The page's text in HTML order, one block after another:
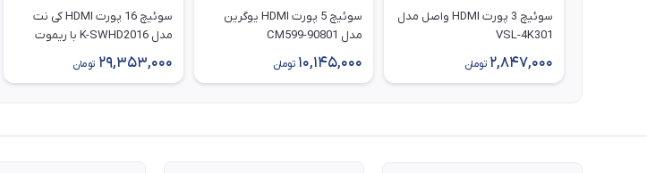
سوئیچ 3 پورت HDMI واصل مدل
VSL-4K301
2,847,000 تومان
سوئیچ 5 پورت HDMI یوگرین
مدل CM599-90801
10,145,000 تومان
سوئیچ 16 پورت HDMI کی نت
مدل K-SWHD2016 با ریموت
کنترل
29,353,000 تومان